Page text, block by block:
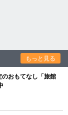
もっと見る
のおもてなし「旅館